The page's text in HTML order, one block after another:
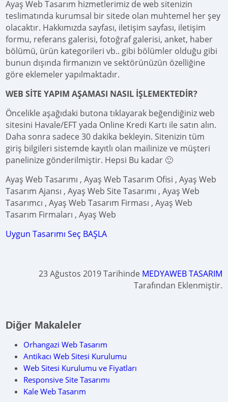
Ayaş Web Tasarım hizmetlerimiz de web sitenizin
teslimatında kurumsal bir sitede olan muhtemel her şey
olacaktır. Hakkımızda sayfası, iletişim sayfası, iletişim
formu, referans galerisi, fotoğraf galerisi, anket, haber
bölümü, ürün kategorileri vb.. gibi bölümler olduğu gibi
bunun dışında firmanızın ve sektörünüzün özelliğine
göre eklemeler yapılmaktadır.
WEB SİTE YAPIM AŞAMASI NASIL İŞLEMEKTEDİR?
Öncelikle aşağıdaki butona tıklayarak beğendiğiniz web
sitesini Havale/EFT yada Online Kredi Kartı ile satın alın.
Daha sonra sadece 30 dakika bekleyin. Sitenizin tüm
giriş bilgileri sistemde kayıtlı olan mailinize ve müşteri
panelinize gönderilmiştir. Hepsi Bu kadar 🙂
Ayaş Web Tasarımı , Ayaş Web Tasarım Ofisi , Ayaş Web
Tasarım Ajansı , Ayaş Web Site Tasarımı , Ayaş Web
Tasarımcı , Ayaş Web Tasarım Firması , Ayaş Web
Tasarım Firmaları , Ayaş Web
Uygun Tasarımı Seç BAŞLA
23 Ağustos 2019 Tarihinde MEDYAWEB TASARIM
Tarafından Eklenmiştir.
Diğer Makaleler
Orhangazi Web Tasarım
Antikacı Web Sitesi Kurulumu
Web Sitesi Kurulumu ve Fiyatları
Responsive Site Tasarımı
Kale Web Tasarım